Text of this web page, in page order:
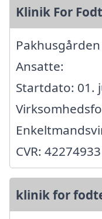
Klinik For
Ansatte:
Startdato: 01.
CVR: 42274933
klinik for